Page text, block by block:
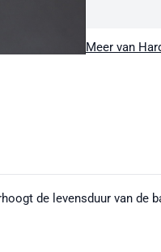
Meer van
de levensduur van